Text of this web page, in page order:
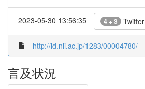
2023-05-30 13:56:35 4 + 3 Twitter
http://id.nii.ac.jp/1283/00004780/
言及状況